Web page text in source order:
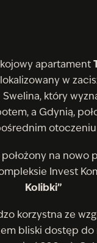
apartament
w
który
a Gdynią,
otoczeniu
na nowo
Invest
Kolibki”
korzystna ze
bliski dostęp do